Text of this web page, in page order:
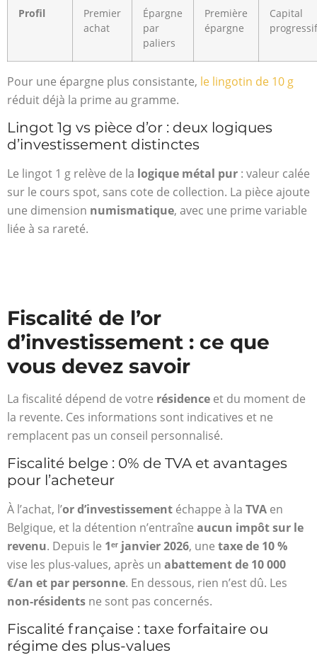
Profil
Premier
achat
Épargne
par
paliers
Première
épargne
Capital
progressif
Pour une épargne plus consistante, le lingotin de 10 g
réduit déjà la prime au gramme.
Lingot 1g vs pièce d’or : deux logiques
d’investissement distinctes
Le lingot 1 g relève de la logique métal pur : valeur calée
sur le cours spot, sans cote de collection. La pièce ajoute
une dimension numismatique, avec une prime variable
liée à sa rareté.
Fiscalité de l’or
d’investissement : ce que
vous devez savoir
La fiscalité dépend de votre résidence et du moment de
la revente. Ces informations sont indicatives et ne
remplacent pas un conseil personnalisé.
Fiscalité belge : 0% de TVA et avantages
pour l’acheteur
À l’achat, l’or d’investissement échappe à la TVA en
Belgique, et la détention n’entraîne aucun impôt sur le
revenu. Depuis le 1ᵉʳ janvier 2026, une taxe de 10 %
vise les plus-values, après un abattement de 10 000
€/an et par personne. En dessous, rien n’est dû. Les
non-résidents ne sont pas concernés.
Fiscalité française : taxe forfaitaire ou
régime des plus-values